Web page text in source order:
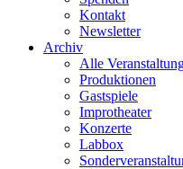
Kontakt
Newsletter
Archiv
Alle
Produktionen
Gastspiele
Improtheater
Konzerte
Labbox